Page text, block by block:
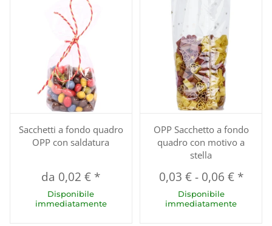
Sacchetti a fondo quadro
OPP con saldatura
da 0,02 € *
Disponibile
immediatamente
OPP Sacchetto a fondo
quadro con motivo a
stella
0,03 €- 0,06 € *
Disponibile
immediatamente